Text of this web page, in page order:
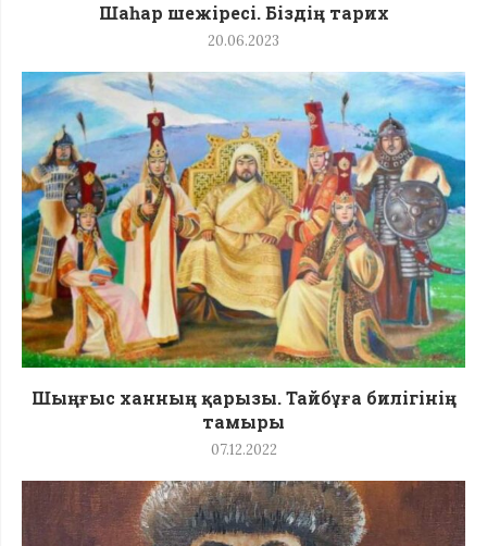
Шаһар шежіресі. Біздің тарих
20.06.2023
Шыңғыс ханның қарызы. Тайбұға билігінің
тамыры
07.12.2022